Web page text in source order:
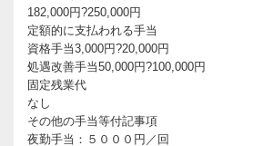
182,000円?250,000円
定額的に支払われる手当
資格手当3,000円?20,000円
処遇改善手当50,000円?100,000円
固定残業代
なし
その他の手当等付記事項
夜勤手当：５０００円／回